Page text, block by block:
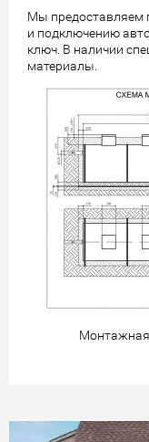
Мы предоставляем
и подключению
ключ. В наличии
материалы.